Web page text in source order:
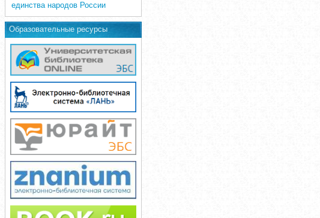
единства народов России
Образовательные ресурсы